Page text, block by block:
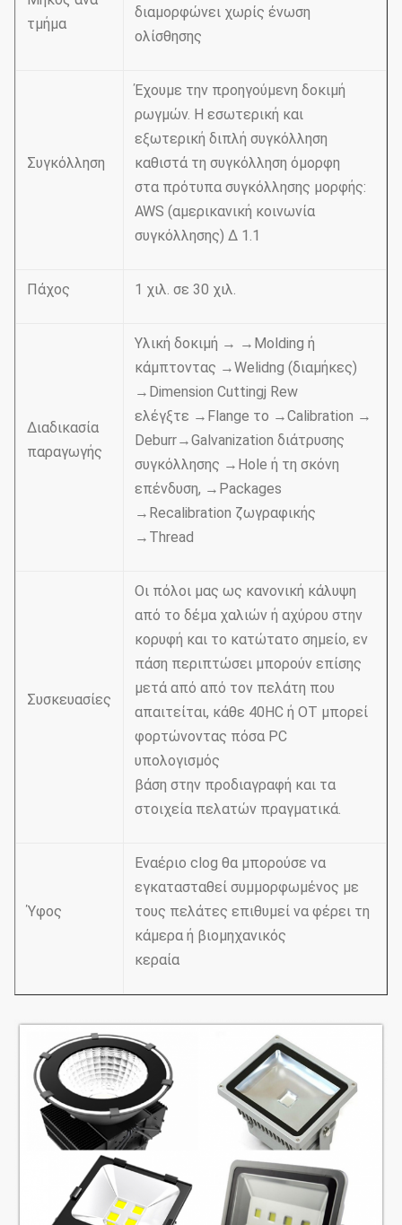
τμήμα
διαμορφώνει χωρίς ένωση
ολίσθησης
Συγκόλληση
Έχουμε την προηγούμενη δοκιμή
ρωγμών. Η εσωτερική και
εξωτερική διπλή συγκόλληση
καθιστά τη συγκόλληση όμορφη
στα πρότυπα συγκόλλησης μορφής:
AWS (αμερικανική κοινωνία
συγκόλλησης) Δ 1.1
Πάχος 1 χιλ. σε 30 χιλ.
Διαδικασία
παραγωγής
Υλική δοκιμή → →Molding ή
κάμπτοντας →Welidng (διαμήκες)
→Dimension Cuttingj Rew
ελέγξτε →Flange το →Calibration →
Deburr→Galvanization διάτρυσης
συγκόλλησης →Hole ή τη σκόνη
επένδυση, →Packages
→Recalibration ζωγραφικής
→Thread
Συσκευασίες
Οι πόλοι μας ως κανονική κάλυψη
από το δέμα χαλιών ή αχύρου στην
κορυφή και το κατώτατο σημείο, εν
πάση περιπτώσει μπορούν επίσης
μετά από από τον πελάτη που
απαιτείται, κάθε 40HC ή OT μπορεί
φορτώνοντας πόσα PC
υπολογισμός
βάση στην προδιαγραφή και τα
στοιχεία πελατών πραγματικά.
Ύφος
Εναέριο clog θα μπορούσε να
εγκατασταθεί συμμορφωμένος με
τους πελάτες επιθυμεί να φέρει τη
κάμερα ή βιομηχανικός
κεραία